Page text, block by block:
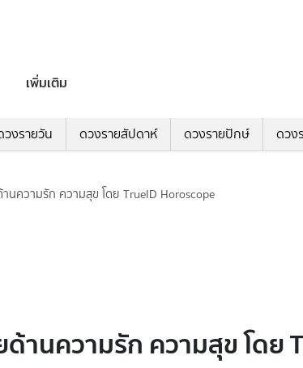
เพิ่มเติม
วงรายวัน ดวงรายสัปดาห์ ดวงรายปักษ์ ดวง
ความรัก ความสุข โดย TrueID Horoscope
นความรัก ความสุข โดย